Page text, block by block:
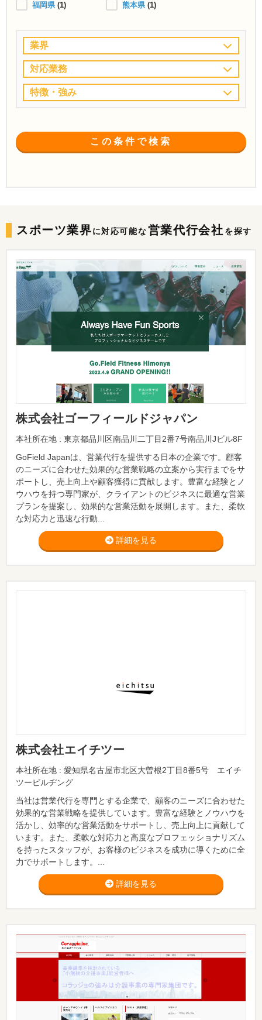
福岡県 (1) 熊本県 (1)
業界
対応業務
特徴・強み
この条件で検索
スポーツ業界に対応可能な営業代行会社 を探す
株式会社ゴーフィールドジャパン
本社所在地 : 東京都品川区南品川二丁目2番7号南品川Jビル8F
GoField Japanは、営業代行を提供する日本の企業です。顧客
のニーズに合わせた効果的な営業戦略の立案から実行までをサ
ポートし、売上向上や顧客獲得に貢献します。豊富な経験とノ
ウハウを持つ専門家が、クライアントのビジネスに最適な営業
プランを提案し、効果的な営業活動を展開します。また、柔軟
な対応力と迅速な行動...
詳細を見る
株式会社エイチツー
本社所在地 : 愛知県名古屋市北区大曽根2丁目8番5号 エイチ
ツービルヂング
当社は営業代行を専門とする企業で、顧客のニーズに合わせた
効果的な営業戦略を提供しています。豊富な経験とノウハウを
活かし、効率的な営業活動をサポートし、売上向上に貢献して
います。また、柔軟な対応力と高度なプロフェッショナリズム
を持ったスタッフが、お客様のビジネスを成功に導くために全
力でサポートします。...
詳細を見る